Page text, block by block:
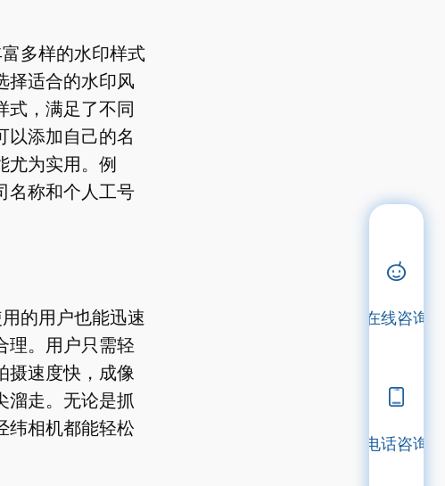
多样的水印样式
择适合的水印风
式，满足了不同
以添加自己的名
尤为实用。例
名称和个人工号
的用户也能迅速
理。用户只需轻
摄速度快，成像
溜走。无论是抓
纬相机都能轻松
在线咨询
电话咨询